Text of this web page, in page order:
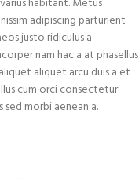
habitant. Metus
adipiscing parturient
justo ridiculus a
nam hac a at phasellus
aliquet arcu duis a et
cum orci consectetur
morbi aenean a.